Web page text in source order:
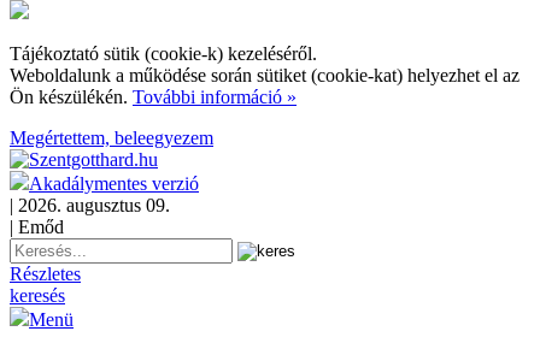
Tájékoztató sütik (cookie-k) kezeléséről.
Weboldalunk a működése során sütiket (cookie-kat) helyezhet el az
Ön készülékén. További információ »
Megértettem, beleegyezem
Akadálymentes verzió
| 2026. augusztus 09.
| Emőd
Részletes
keresés
Menü